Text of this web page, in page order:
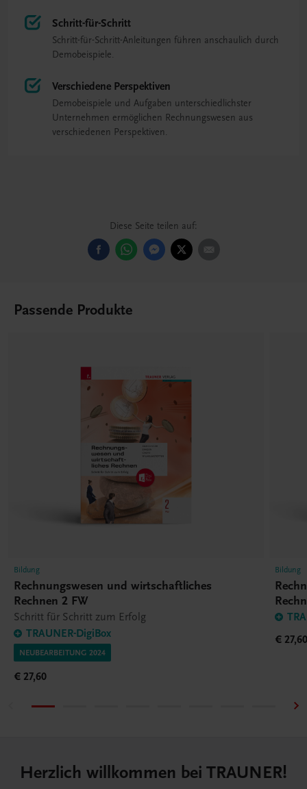
Schritt-für-Schritt
Schritt-für-Schritt-Anleitungen führen anschaulich durch
Demobeispiele.
Verschiedene Perspektiven
Demobeispiele und Aufgaben unterschiedlichster
Unternehmen ermöglichen Rechnungswesen aus
verschiedenen Perspektiven.
Diese Seite teilen auf:
Passende Produkte
Bildung
Rechnungswesen und wirtschaftliches
Rechnen 2 FW
Schritt für Schritt zum Erfolg
TRAUNER-DigiBox
NEUBEARBEITUNG 2024
€ 27,60
Bildung
€
Herzlich willkommen bei TRAUNER!